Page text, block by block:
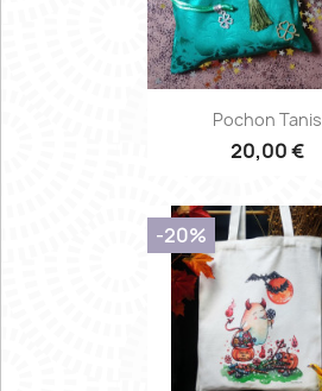
Pochon Tanis
20,00 €
-20%